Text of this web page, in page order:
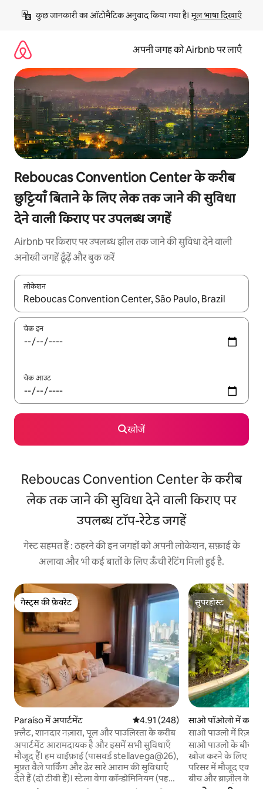
छोड़कर
कॉन्टेंट
कुछ जानकारी का ऑटोमैटिक अनुवाद किया गया है। मूल भाषा दिखाएँ
अपनी जगह को Airbnb पर लाएँ
Reboucas Convention Center के करीब
छुट्टियाँ बिताने के लिए लेक तक जाने की सुविधा
देने वाली किराए पर उपलब्ध जगहें
Airbnb पर किराए पर उपलब्ध झील तक जाने की सुविधा देने वाली
अनोखी जगहें ढूँढ़ें और बुक करें
लोकेशन
नतीजों के उपलब्ध होने पर, अप और डाउन 'ऐरो की' का इस्तेमाल करके नेविगेट
चेक इन
चेक आउट
खोजें
Reboucas Convention Center के करीब
लेक तक जाने की सुविधा देने वाली किराए पर
उपलब्ध टॉप-रेटेड जगहें
गेस्ट सहमत हैं : ठहरने की इन जगहों को अपनी लोकेशन, सफ़ाई के
अलावा और भी कई बातों के लिए ऊँची रेटिंग मिली हुई है.
गेस्ट्स की फ़ेवरेट
गेस्ट्स की फ़ेवरेट
Paraíso में अपार्टमेंट औसत रेटिंग 5 में से 4.91, 248 समीक्षाएँ
4.91 (248)
फ़्लैट, शानदार नज़ारा, पूल और पाउलिस्ता के करीब
अपार्टमेंट आरामदायक है और इसमें सभी सुविधाएँ
मौजूद हैं। हम वाईफ़ाई (पासवर्ड stellavega@26),
मुफ़्त वैले पार्किंग और ढेर सारे आराम की सुविधाएँ
देते हैं (दो टीवी हैं)। स्टेला वेगा कॉन्डोमिनियम (पहले
सुपरहोस्ट
सुपरहोस्ट
साओ पॉओलो में कॉन्डो
साओ पाउलो में रिज़ॉर्ट
साओ पाउलो के
खोज करने के लिए
परिसर में मौजूद एक
बीच और ब्राज़ील के